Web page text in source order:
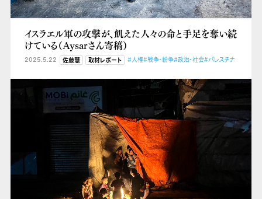
イスラエル軍の攻撃が、飢えた人々の命と手足を奪い続
けている（Aysarさん寄稿）
2025.5.22 佐藤慧 取材レポート #人権#戦争・紛争#政治・社会#パレスチナ